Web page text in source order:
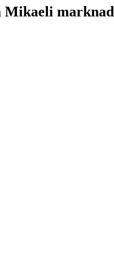
Mikaeli marknad